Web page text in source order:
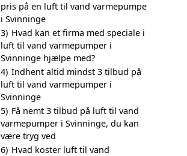
pris på en luft til vand varmepumpe
i Svinninge
3) Hvad kan et firma med speciale i
luft til vand varmepumper i
Svinninge hjælpe med?
4) Indhent altid mindst 3 tilbud på
luft til vand varmepumper i
Svinninge
5) Få nemt 3 tilbud på luft til vand
varmepumper i Svinninge, du kan
være tryg ved
6) Hvad koster luft til vand